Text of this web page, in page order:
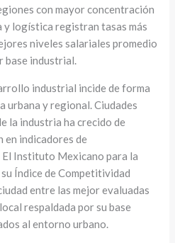
con mayor concentración
logística registran tasas más
niveles salariales promedio
base industrial.
industrial incide de forma
y regional. Ciudades
la industria ha crecido de
en indicadores de
Instituto Mexicano para la
su Índice de Competitividad
entre las mejor evaluadas
respaldada por su base
al entorno urbano.